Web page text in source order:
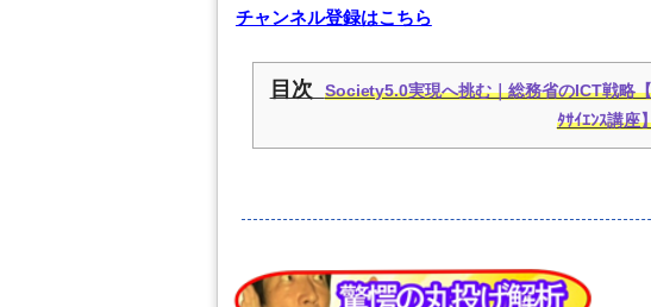
チャンネル登録はこちら
目次
Society5.0実現へ挑む｜総務省のICT戦略
ﾀｻｲｴﾝｽ講座